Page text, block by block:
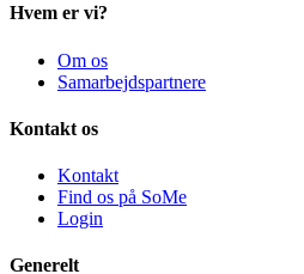
Hvem er vi?
Om os
Samarbejdspartnere
Kontakt os
Kontakt
Find os på SoMe
Login
Generelt